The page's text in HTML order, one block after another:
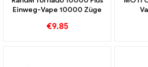
Einweg-Vape 10000 Züge
€9.85